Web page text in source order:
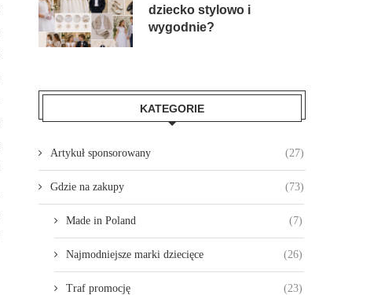
dziecko stylowo i
wygodnie?
KATEGORIE
Artykuł sponsorowany (27)
Gdzie na zakupy (73)
Made in Poland (7)
Najmodniejsze marki dziecięce (26)
Traf promocję (23)